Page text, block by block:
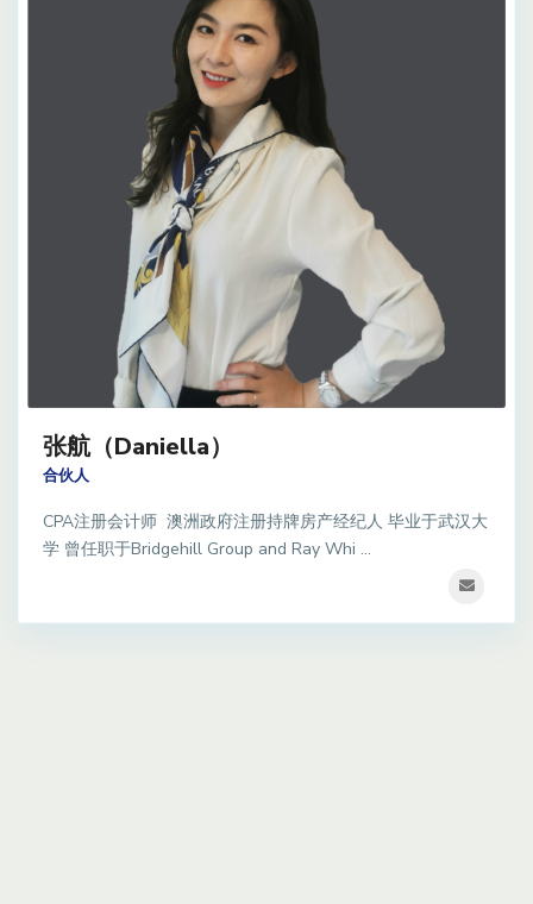
张航（Daniella）
合伙人
CPA注册会计师 澳洲政府注册持牌房产经纪人 毕业于武汉大
学 曾任职于Bridgehill Group and Ray Whi ...